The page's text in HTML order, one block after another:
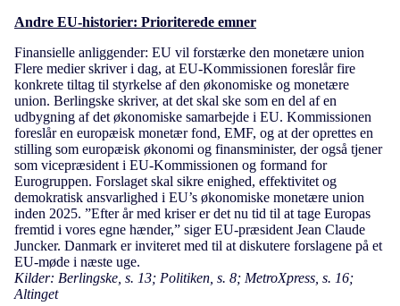
Andre EU-historier: Prioriterede emner
Finansielle anliggender: EU vil forstærke den monetære union
Flere medier skriver i dag, at EU-Kommissionen foreslår fire
konkrete tiltag til styrkelse af den økonomiske og monetære
union. Berlingske skriver, at det skal ske som en del af en
udbygning af det økonomiske samarbejde i EU. Kommissionen
foreslår en europæisk monetær fond, EMF, og at der oprettes en
stilling som europæisk økonomi og finansminister, der også tjener
som vicepræsident i EU-Kommissionen og formand for
Eurogruppen. Forslaget skal sikre enighed, effektivitet og
demokratisk ansvarlighed i EU’s økonomiske monetære union
inden 2025. ”Efter år med kriser er det nu tid til at tage Europas
fremtid i vores egne hænder,” siger EU-præsident Jean Claude
Juncker. Danmark er inviteret med til at diskutere forslagene på et
EU-møde i næste uge.
Kilder: Berlingske, s. 13; Politiken, s. 8; MetroXpress, s. 16;
Altinget